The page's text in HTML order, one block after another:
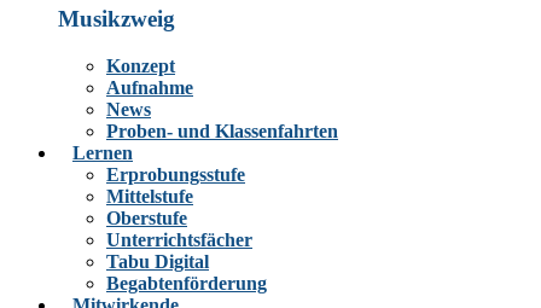
Musikzweig
Konzept
Aufnahme
News
Proben- und Klassenfahrten
Lernen
Erprobungsstufe
Mittelstufe
Oberstufe
Unterrichtsfächer
Tabu Digital
Begabtenförderung